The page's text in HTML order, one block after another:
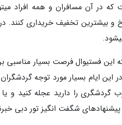
در آن مسافران و همه افراد
و بیشترین تخفیف خریداری کنند.
این فستیوال فرصت بسیار
ایام بسیار مورد توجه
شگفت انگیز تور دبی